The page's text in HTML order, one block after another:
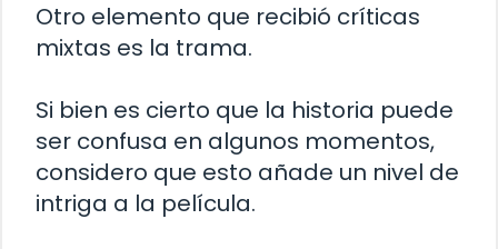
Otro elemento que recibió críticas
mixtas es la trama.
Si bien es cierto que la historia puede
ser confusa en algunos momentos,
considero que esto añade un nivel de
intriga a la película.